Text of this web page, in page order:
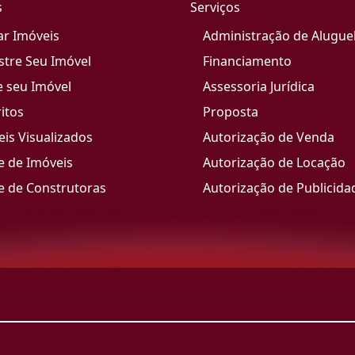
Imóveis
Seu Imóvel
seu Imóvel
Visualizados
de Imóveis
de Construtoras
Serviços
Administração de
Financiamento
Assessoria Jurídica
Proposta
Autorização de Venda
Autorização de Locação
Autorização de